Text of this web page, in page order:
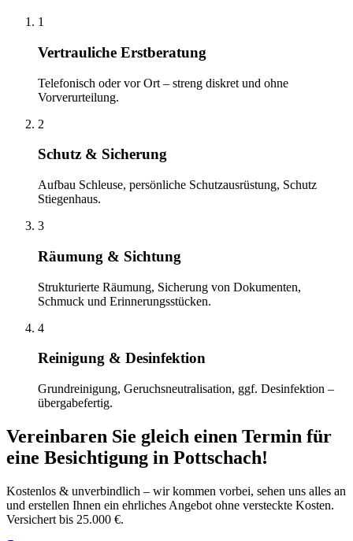
1
Vertrauliche Erstberatung
Telefonisch oder vor Ort – streng diskret und ohne
Vorverurteilung.
2
Schutz & Sicherung
Aufbau Schleuse, persönliche Schutzausrüstung, Schutz
Stiegenhaus.
3
Räumung & Sichtung
Strukturierte Räumung, Sicherung von Dokumenten,
Schmuck und Erinnerungsstücken.
4
Reinigung & Desinfektion
Grundreinigung, Geruchsneutralisation, ggf. Desinfektion –
übergabefertig.
Vereinbaren Sie gleich einen Termin für
eine Besichtigung in Pottschach!
Kostenlos & unverbindlich – wir kommen vorbei, sehen uns alles an
und erstellen Ihnen ein ehrliches Angebot ohne versteckte Kosten.
Versichert bis 25.000 €.